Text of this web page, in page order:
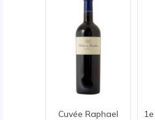
Cuvée Raphael